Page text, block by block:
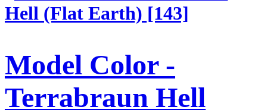
Model Color -
Terrabraun Hell